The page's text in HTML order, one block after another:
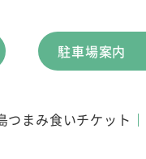
駐車場案内
つまみ食いチケット